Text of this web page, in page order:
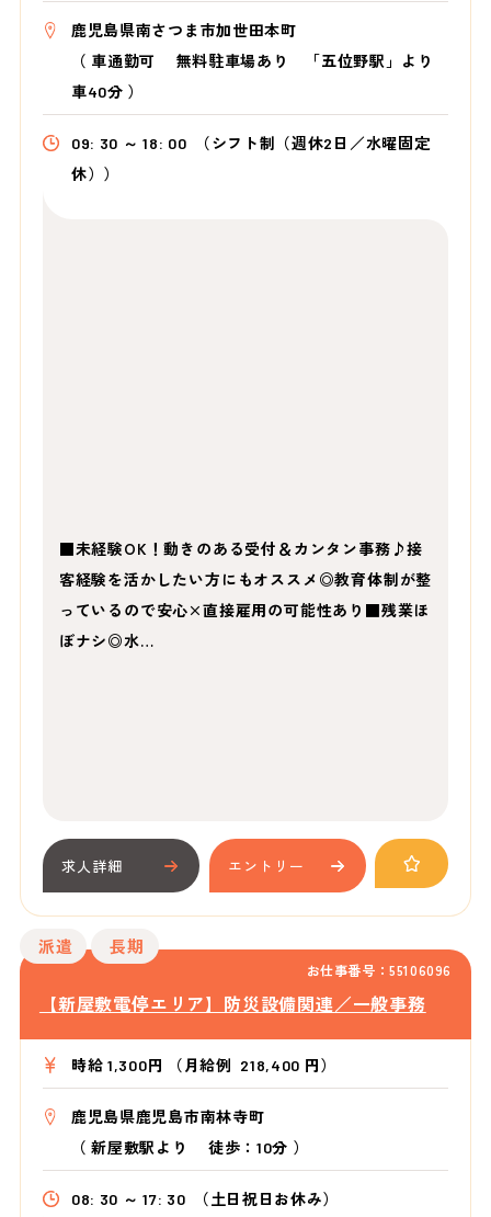
鹿児島県南さつま市加世田本町
（ 車通勤可 無料駐車場あり 「五位野駅」より
車40分 ）
09: 30 ～ 18: 00
（シフト制（週休2日／水曜固定
休））
■未経験OK！動きのある受付＆カンタン事務♪接
客経験を活かしたい方にもオススメ◎教育体制が整
っているので安心×直接雇用の可能性あり■残業ほ
ぼナシ◎水…
求人詳細 エントリー
お仕事番号：55106096
派遣 長期
【新屋敷電停エリア】防災設備関連／一般事務
時給 1,300円 （月給例 218,400 円）
鹿児島県鹿児島市南林寺町
（新屋敷駅より 徒歩：10分 ）
08: 30 ～ 17: 30 （土日祝日お休み）